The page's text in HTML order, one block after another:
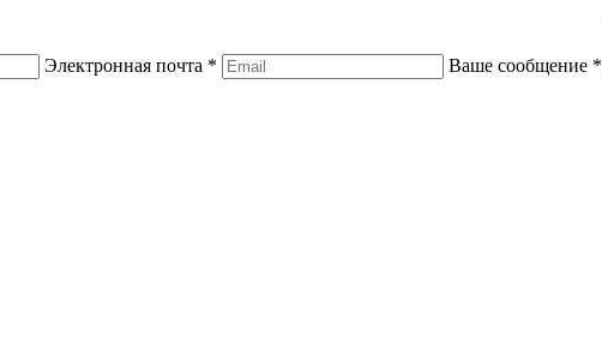
Электронная почта * Ваше сообщение *